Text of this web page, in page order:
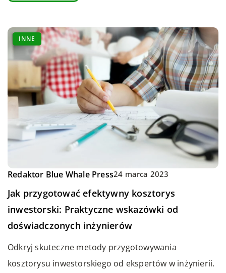
INNE
Redaktor Blue Whale Press24 marca 2023
Jak przygotować efektywny kosztorys
inwestorski: Praktyczne wskazówki od
doświadczonych inżynierów
Odkryj skuteczne metody przygotowywania
kosztorysu inwestorskiego od ekspertów w inżynierii.